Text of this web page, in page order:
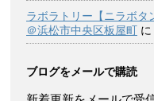
ラボラトリー【ニラボタ
＠浜松市中央区板屋町 に
ブログをメールで購読